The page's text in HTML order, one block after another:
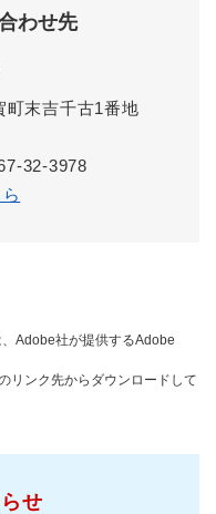
わせ先
末吉千古1番地
32-3978
Adobe社が提供するAdobe
リンク先からダウンロードして
せ